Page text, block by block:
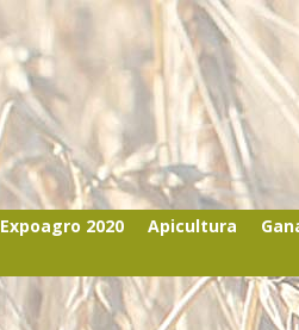
Expoagro 2020 Apicultura